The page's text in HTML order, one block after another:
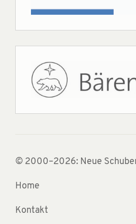
© 2000–2026: Neue
Home
Kontakt